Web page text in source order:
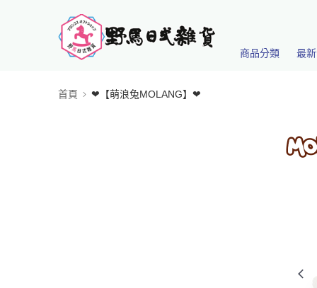
商品分類 最
首頁 ❤【萌浪兔MOLANG】❤